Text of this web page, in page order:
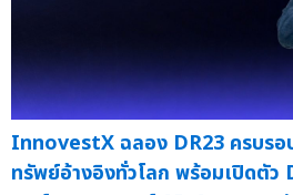
InnovestX ฉลอง DR23 ครบรอ
ทรัพย์อ้างอิงทั่วโลก พร้อมเปิดตัว